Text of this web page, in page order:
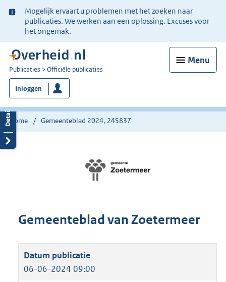
Ter
informatie:
Mogelijk ervaart u problemen met het zoeken naar
publicaties. We werken aan een oplossing. Excuses voor
het ongemak.
Menu
U
bent
nu
hier:
Publicaties Officiële publicaties
Inloggen
Home Gemeenteblad 2024, 245837
Gemeenteblad van Zoetermeer
06-06-2024 09:00